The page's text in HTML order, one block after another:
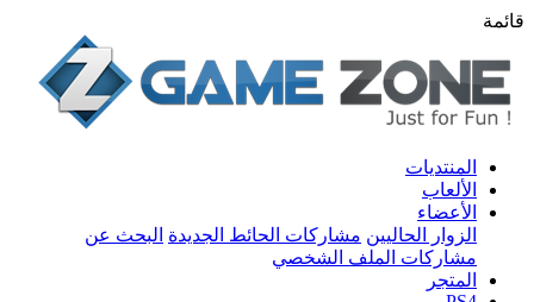
قائمة
المنتديات
الألعاب
الأعضاء
الزوار الحاليين مشاركات الحائط الجديدة البحث عن
مشاركات الملف الشخصي
المتجر